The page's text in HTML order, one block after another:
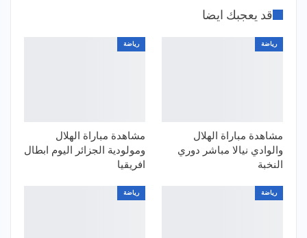
قد يعجبك ايضا
رياضة
مشاهدة مباراة الهلال
والوادي نيالا مباشر دوري
النخبة
رياضة
مشاهدة مباراة الهلال
ومولودية الجزائر اليوم ابطال
افريقيا
رياضة رياضة